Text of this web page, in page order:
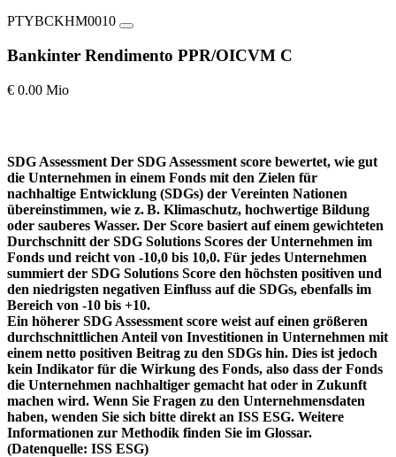
PTYBCKHM0010
Bankinter Rendimento PPR/OICVM C
€ 0.00 Mio
SDG Assessment Der SDG Assessment score bewertet, wie gut
die Unternehmen in einem Fonds mit den Zielen für
nachhaltige Entwicklung (SDGs) der Vereinten Nationen
übereinstimmen, wie z. B. Klimaschutz, hochwertige Bildung
oder sauberes Wasser. Der Score basiert auf einem gewichteten
Durchschnitt der SDG Solutions Scores der Unternehmen im
Fonds und reicht von -10,0 bis 10,0. Für jedes Unternehmen
summiert der SDG Solutions Score den höchsten positiven und
den niedrigsten negativen Einfluss auf die SDGs, ebenfalls im
Bereich von -10 bis +10.
Ein höherer SDG Assessment score weist auf einen größeren
durchschnittlichen Anteil von Investitionen in Unternehmen mit
einem netto positiven Beitrag zu den SDGs hin. Dies ist jedoch
kein Indikator für die Wirkung des Fonds, also dass der Fonds
die Unternehmen nachhaltiger gemacht hat oder in Zukunft
machen wird. Wenn Sie Fragen zu den Unternehmensdaten
haben, wenden Sie sich bitte direkt an ISS ESG. Weitere
Informationen zur Methodik finden Sie im Glossar.
(Datenquelle: ISS ESG)